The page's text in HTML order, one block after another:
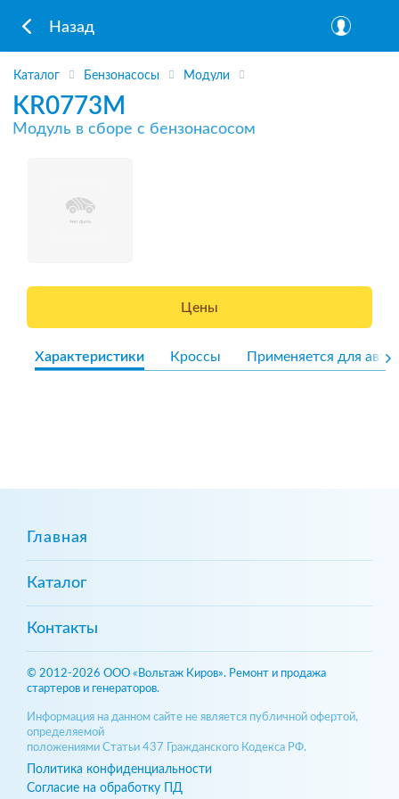
Назад
Каталог Бензонасосы Модули
KR0773M
Модуль в сборе с бензонасосом
Цены
Характеристики Кроссы Применяется для авто
Главная
Каталог
Контакты
© 2012-2026 ООО «Вольтаж Киров». Ремонт и продажа
стартеров и генераторов.
Информация на данном сайте не является публичной офертой,
определяемой
положениями Статьи 437 Гражданского Кодекса РФ.
Политика конфиденциальности
Согласие на обработку ПД